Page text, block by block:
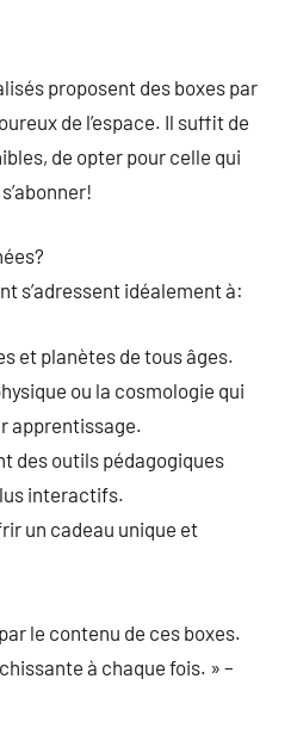
proposent des boxes par
de l’espace. Il suffit de
de opter pour celle qui
s’adressent idéalement à:
et planètes de tous âges.
ou la cosmologie qui
apprentissage.
des outils pédagogiques
interactifs.
un cadeau unique et
le contenu de ces boxes.
à chaque fois. » –